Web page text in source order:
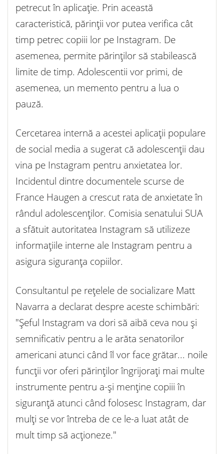
petrecut în aplicație. Prin această
caracteristică, părinții vor putea verifica cât
timp petrec copiii lor pe Instagram. De
asemenea, permite părinților să stabilească
limite de timp. Adolescentii vor primi, de
asemenea, un memento pentru a lua o
pauză.
Cercetarea internă a acestei aplicații populare
de social media a sugerat că adolescenții dau
vina pe Instagram pentru anxietatea lor.
Incidentul dintre documentele scurse de
France Haugen a crescut rata de anxietate în
rândul adolescenților. Comisia senatului SUA
a sfătuit autoritatea Instagram să utilizeze
informațiile interne ale Instagram pentru a
asigura siguranța copiilor.
Consultantul pe rețelele de socializare Matt
Navarra a declarat despre aceste schimbări:
"Șeful Instagram va dori să aibă ceva nou și
semnificativ pentru a le arăta senatorilor
americani atunci când îl vor face grătar... noile
funcții vor oferi părinților îngrijorați mai multe
instrumente pentru a-și menține copiii în
siguranță atunci când folosesc Instagram, dar
mulți se vor întreba de ce le-a luat atât de
mult timp să acționeze."